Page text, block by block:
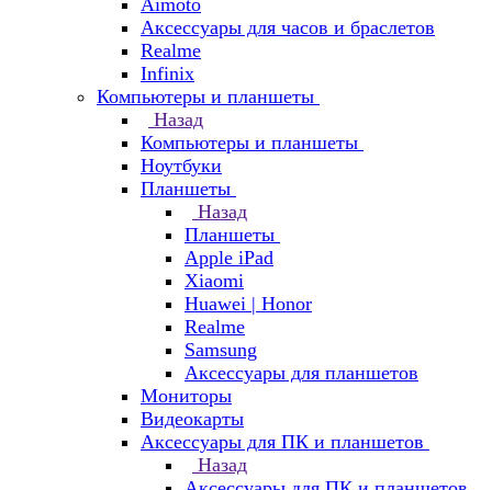
Aimoto
Аксессуары для часов и браслетов
Realme
Infinix
Компьютеры и планшеты
Назад
Компьютеры и планшеты
Ноутбуки
Планшеты
Назад
Планшеты
Apple iPad
Xiaomi
Huawei | Honor
Realme
Samsung
Аксессуары для планшетов
Мониторы
Видеокарты
Аксессуары для ПК и планшетов
Назад